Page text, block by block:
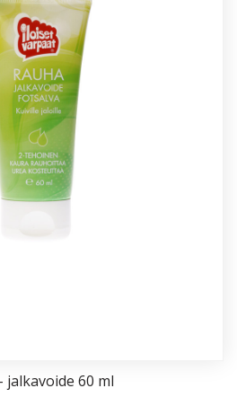
jal­ka­voi­de 60 ml